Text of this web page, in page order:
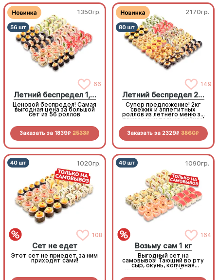
1350гр.
66
Летний беспредел 1,5 кг
Ценовой беспредел! Самая
выгодная цена за большой
сет из 56 роллов
Заказать за 1839R 2533R
2170гр.
149
Летний беспредел 2 кг
Супер предложение! 2кг
свежих и аппетитных
роллов из летнего меню за
такую цену только сейчас!
Заказать за 2329R 3860R
1020гр.
108
Сет не едет
Этот сет не приедет, за ним
приходят сами!
1090гр.
164
Возьму сам 1 кг
Выгодный сет на
самовывоз! Тающий во рту
сыр, окунь, копченая
курочка и сочный бекон-